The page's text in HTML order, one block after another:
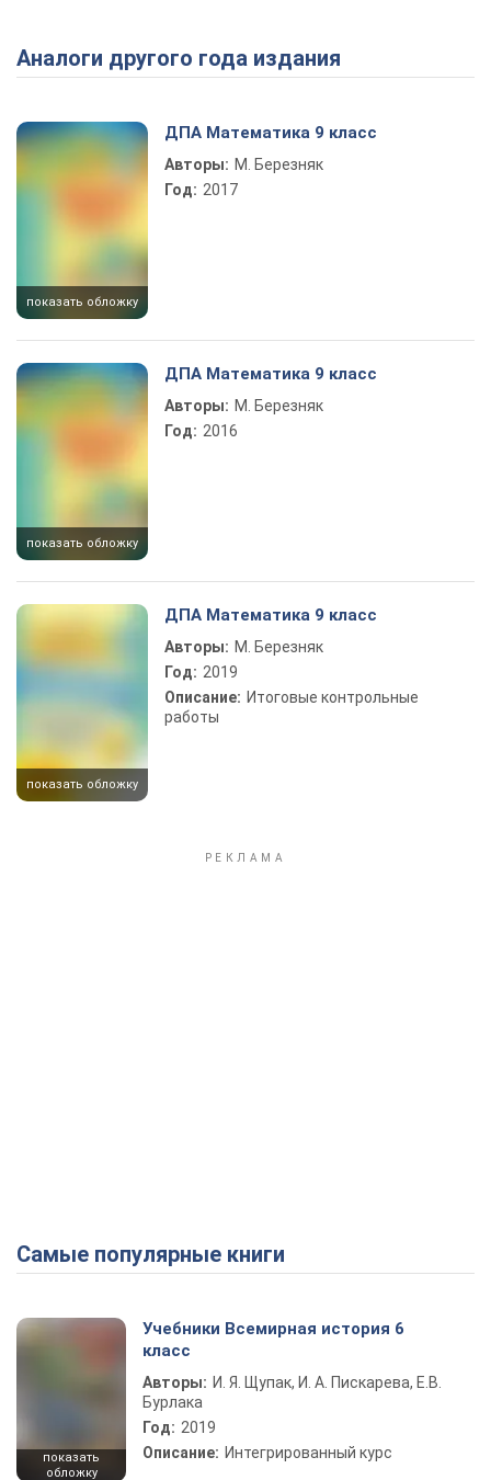
Play Video
Аналоги другого года издания
показать обложку
ДПА Математика 9 класс
Авторы: М. Березняк
Год: 2017
показать обложку
ДПА Математика 9 класс
Авторы: М. Березняк
Год: 2016
показать обложку
ДПА Математика 9 класс
Авторы: М. Березняк
Год: 2019
Описание: Итоговые контрольные
работы
Самые популярные книги
показать
обложку
Учебники Всемирная история 6
класс
Авторы: И. Я. Щупак, И. А. Пискарева, Е.В.
Бурлака
Год: 2019
Описание: Интегрированный курс